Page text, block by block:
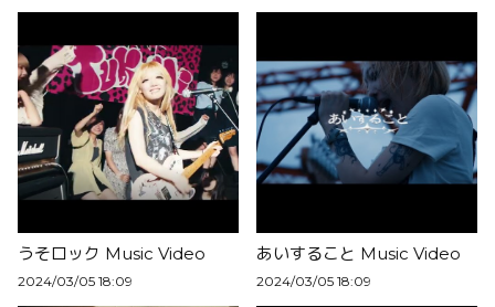
うそロック Music Video
2024/03/05 18:09
あいすること Music Video
2024/03/05 18:09